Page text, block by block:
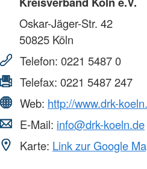
Oskar-Jäger-Str. 42
50825 Köln
Telefon: 0221 5487 0
Telefax: 0221 5487 247
Web: http://www.drk-
E-Mail: info@drk-koeln.de
Karte: Link zur Google